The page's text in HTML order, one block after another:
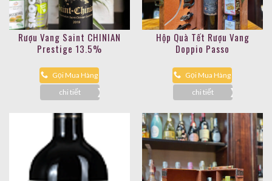
Rượu Vang Saint CHINIAN
Prestige 13.5%
Gọi Mua Hàng
chi tiết
Hộp Quà Tết Rượu Vang
Doppio Passo
Gọi Mua Hàng
chi tiết